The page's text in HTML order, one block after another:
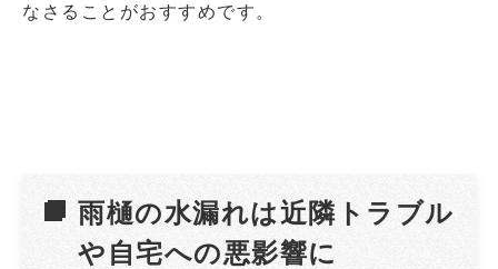
なさることがおすすめです。
雨樋の水漏れは近隣トラブル
や自宅への悪影響に